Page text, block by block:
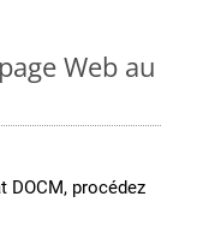
Web au
DOCM, procédez